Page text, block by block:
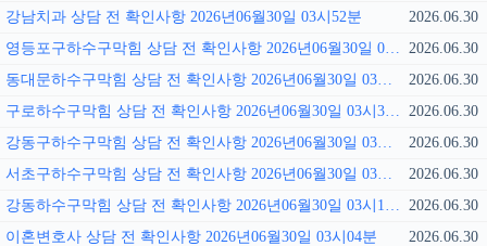
강남치과 상담 전 확인사항 2026년06월30일 03시52분
2026.06.30
영등포구하수구막힘 상담 전 확인사항 2026년06월30일 03시45분 2026.06.30
동대문하수구막힘 상담 전 확인사항 2026년06월30일 03시39분
2026.06.30
구로하수구막힘 상담 전 확인사항 2026년06월30일 03시31분 2026.06.30
강동구하수구막힘 상담 전 확인사항 2026년06월30일 03시26분
2026.06.30
서초구하수구막힘 상담 전 확인사항 2026년06월30일 03시18분
2026.06.30
강동하수구막힘 상담 전 확인사항 2026년06월30일 03시11분 2026.06.30
이혼변호사 상담 전 확인사항 2026년06월30일 03시04분
2026.06.30